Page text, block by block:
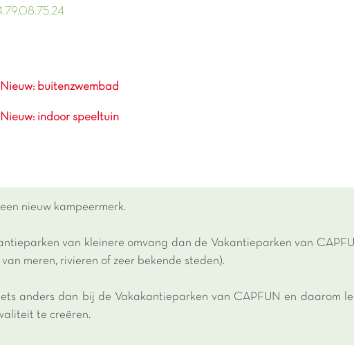
Nieuw: buitenzwembad
Nieuw: indoor speeltuin
nieuw kampeermerk.
van kleinere omvang dan de Vakantieparken van
meren, rivieren of zeer bekende steden).
anders dan bij de Vakakantieparken van CAPFUN en daarom
te creëren.